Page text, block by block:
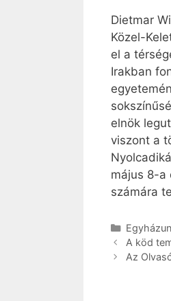
Dietmar
Közel-
el a
Irakban
elnök
viszont a
május 8-a
számára
Kategória
A köd
Az